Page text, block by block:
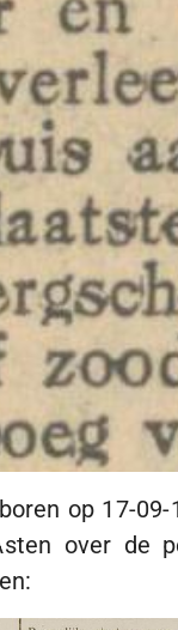
op 17-09-
over de